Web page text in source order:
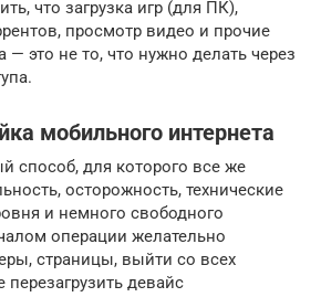
что загрузка игр (для ПК),
просмотр видео и прочие
— это не то, что нужно делать через
мобильного интернета
способ, для которого все же
осторожность, технические
и немного свободного
операции желательно
страницы, выйти со всех
девайс